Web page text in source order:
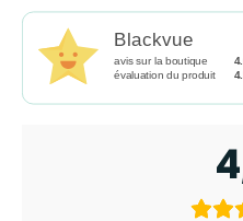
Blackvue
avis sur la boutique
évaluation du produit